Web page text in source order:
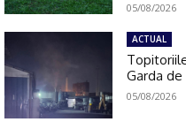
05/08/2026
ACTUAL
Garda de
05/08/2026